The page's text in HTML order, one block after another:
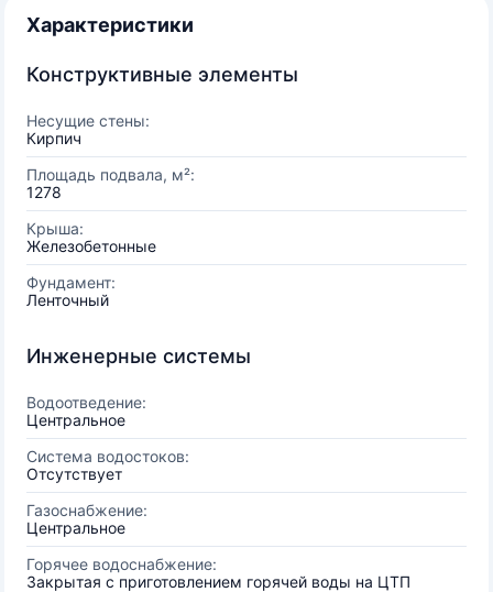
Характеристики
Конструктивные элементы
Несущие стены:
Кирпич
Площадь подвала, м²:
1278
Крыша:
Железобетонные
Фундамент:
Ленточный
Инженерные системы
Водоотведение:
Центральное
Система водостоков:
Отсутствует
Газоснабжение:
Центральное
Горячее водоснабжение:
Закрытая с приготовлением горячей воды на ЦТП